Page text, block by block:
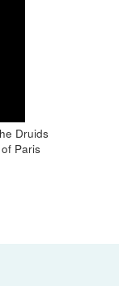
Druids
Paris